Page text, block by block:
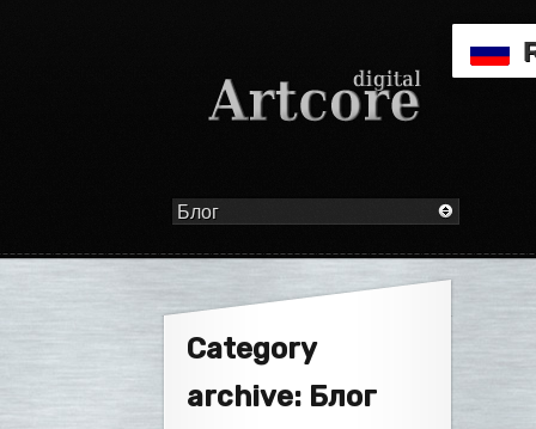
Category
archive: Блог